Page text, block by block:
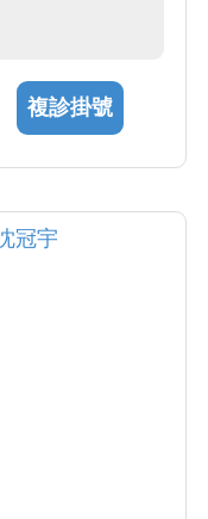
落髮疾患、醫
複診掛號